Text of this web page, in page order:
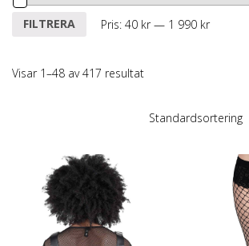
Min
MaxFILTRERA Pris: 40 kr— 1 990 kr
Visar 1–48 av 417 resultat